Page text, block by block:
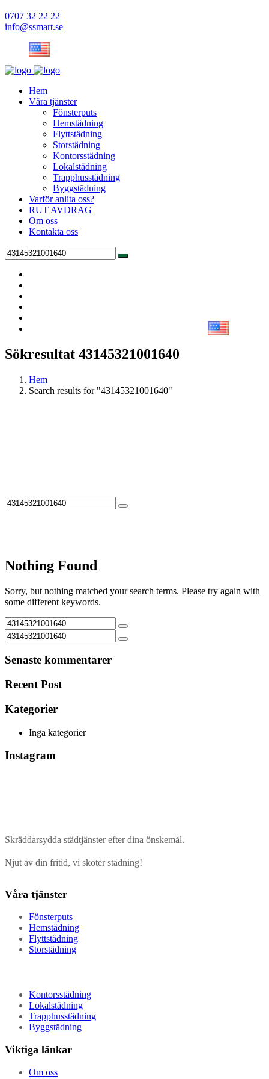
0707 32 22 22
info@ssmart.se
Hem
Våra tjänster
Fönsterputs
Hemstädning
Flyttstädning
Storstädning
Kontorsstädning
Lokalstädning
Trapphusstädning
Byggstädning
Varför anlita oss?
RUT AVDRAG
Om oss
Kontakta oss
Sökresultat 43145321001640
Hem
Search results for "43145321001640"
Nothing Found
Sorry, but nothing matched your search terms. Please try again with
some different keywords.
Senaste kommentarer
Recent Post
Kategorier
Inga kategorier
Instagram
Skräddarsydda städtjänster efter dina önskemål.
Njut av din fritid, vi sköter städning!
Våra tjänster
Fönsterputs
Hemstädning
Flyttstädning
Storstädning
Kontorsstädning
Lokalstädning
Trapphusstädning
Byggstädning
Viktiga länkar
Om oss